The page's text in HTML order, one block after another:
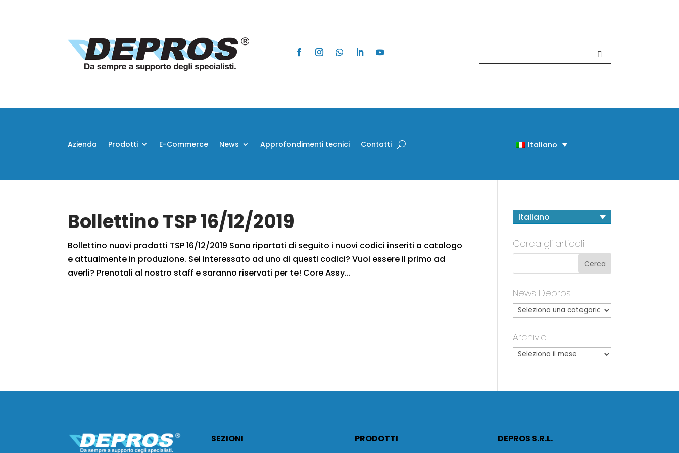
Azienda Prodotti E-Commerce News Approfondimenti tecnici Contatti Italiano
Bollettino TSP 16/12/2019
Bollettino nuovi prodotti TSP 16/12/2019 Sono riportati di seguito i nuovi codici inseriti a catalogo
e attualmente in produzione. Sei interessato ad uno di questi codici? Vuoi essere il primo ad
averli? Prenotali al nostro staff e saranno riservati per te! Core Assy...
Italiano
Cerca gli articoli
News Depros
Archivio
SEZIONI
PRODOTTI
DEPROS S.R.L.